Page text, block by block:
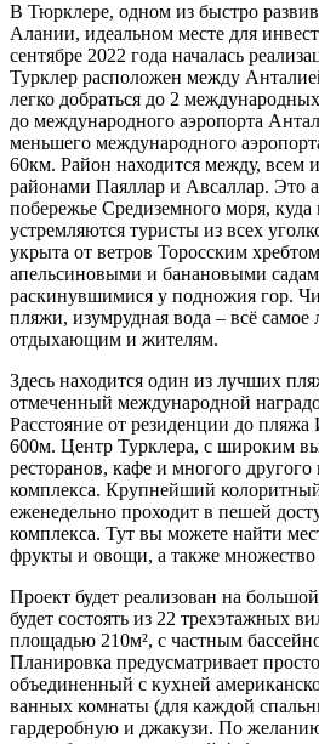
В Тюрклере, одном из быстро
Алании, идеальном месте для
сентябре 2022 года началась
Турклер расположен между
легко добраться до 2
до международного аэропорта
меньшего международного
60км. Район находится между, всем
районами Паяллар и Авсаллар. Это
побережье Средиземного моря,
устремляются туристы из всех
укрыта от ветров Торосским
апельсиновыми и банановыми
раскинувшимися у подножия гор.
пляжи, изумрудная вода – всё
отдыхающим и жителям.
Здесь находится один из лучших
отмеченный международной
Расстояние от резиденции до пляжа
600м. Центр Турклера, с широким
ресторанов, кафе и многого другого
комплекса. Крупнейший
еженедельно проходит в пешей
комплекса. Тут вы можете найти
фрукты и овощи, а также
Проект будет реализован на
будет состоять из 22 трехэтажных
площадью 210м², с частным
Планировка предусматривает
объединенный с кухней
ванных комнаты (для каждой
гардеробную и джакузи. По